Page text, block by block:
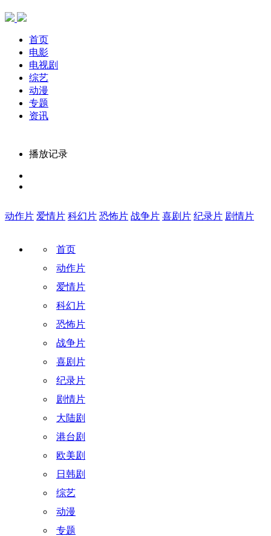
首页
电影
电视剧
综艺
动漫
专题
资讯
播放记录
动作片 爱情片 科幻片 恐怖片 战争片 喜剧片 纪录片 剧情片
首页
动作片
爱情片
科幻片
恐怖片
战争片
喜剧片
纪录片
剧情片
大陆剧
港台剧
欧美剧
日韩剧
综艺
动漫
专题